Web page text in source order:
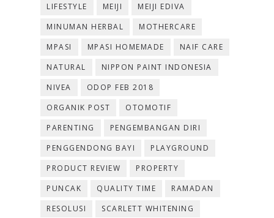
LIFESTYLE
MEIJI
MEIJI EDIVA
MINUMAN HERBAL
MOTHERCARE
MPASI
MPASI HOMEMADE
NAIF CARE
NATURAL
NIPPON PAINT INDONESIA
NIVEA
ODOP FEB 2018
ORGANIK POST
OTOMOTIF
PARENTING
PENGEMBANGAN DIRI
PENGGENDONG BAYI
PLAYGROUND
PRODUCT REVIEW
PROPERTY
PUNCAK
QUALITY TIME
RAMADAN
RESOLUSI
SCARLETT WHITENING